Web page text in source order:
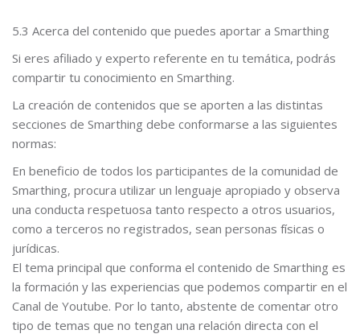
5.3 Acerca del contenido que puedes aportar a Smarthing
Si eres afiliado y experto referente en tu temática, podrás
compartir tu conocimiento en Smarthing.
La creación de contenidos que se aporten a las distintas
secciones de Smarthing debe conformarse a las siguientes
normas:
En beneficio de todos los participantes de la comunidad de
Smarthing, procura utilizar un lenguaje apropiado y observa
una conducta respetuosa tanto respecto a otros usuarios,
como a terceros no registrados, sean personas físicas o
jurídicas.
El tema principal que conforma el contenido de Smarthing es
la formación y las experiencias que podemos compartir en el
Canal de Youtube. Por lo tanto, abstente de comentar otro
tipo de temas que no tengan una relación directa con el